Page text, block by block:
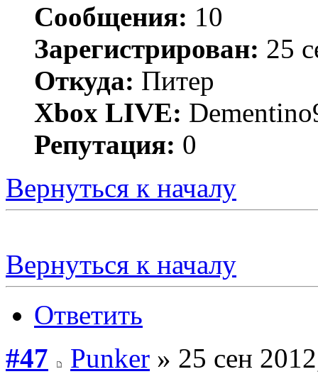
Сообщения: 10
Зарегистрирован: 25
Откуда: Питер
Xbox LIVE:
Репутация: 0
Вернуться к началу
Вернуться к началу
Ответить
#47
Punker » 25 сен